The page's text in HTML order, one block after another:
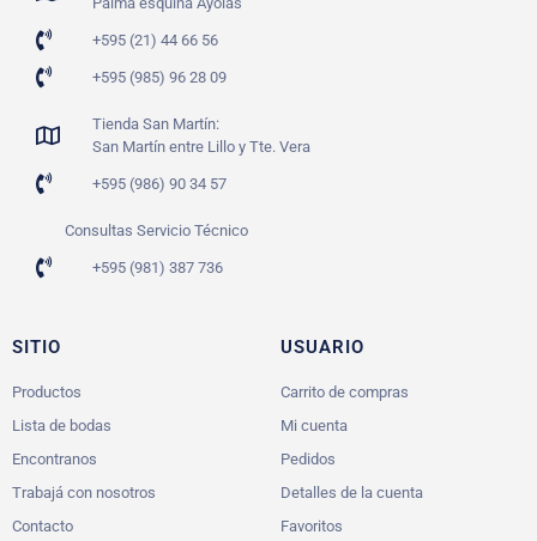
+595 (21) 44 66 56
+595 (985) 96 28 09
Tienda San Martín:
San Martín entre Lillo y Tte. Vera
+595 (986) 90 34 57
Consultas Servicio Técnico
+595 (981) 387 736
SITIO
Productos
Lista de bodas
Encontranos
Trabajá con nosotros
Contacto
USUARIO
Carrito de compras
Mi cuenta
Pedidos
Detalles de la cuenta
Favoritos